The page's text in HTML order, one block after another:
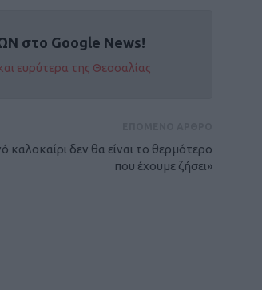
στο Google News!
ευρύτερα της Θεσσαλίας
καλοκαίρι δεν θα είναι το θερμότερο
που έχουμε ζήσει»